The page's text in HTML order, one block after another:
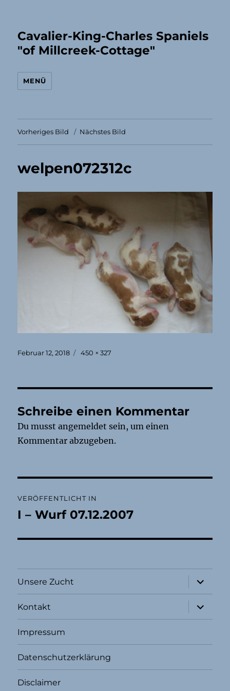
Cavalier-King-Charles Spaniels
"of Millcreek-Cottage"
MENÜ
Vorheriges Bild Nächstes Bild
welpen072312c
Veröffentlicht
Februar 12, 2018 Originalgröße
450 × 327
Schreibe einen Kommentar
Du musstangemeldet sein, um einen
Kommentar abzugeben.
VERÖFFENTLICHT IN
I – Wurf 07.12.2007
Unsere Zucht
öffnen
Kontakt
öffnen
Impressum
Datenschutzerklärung
Disclaimer